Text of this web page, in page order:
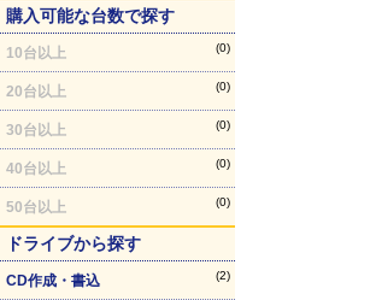
購入可能な台数で探す
10台以上 (0)
20台以上 (0)
30台以上 (0)
40台以上 (0)
50台以上 (0)
ドライブから探す
CD作成・書込 (2)